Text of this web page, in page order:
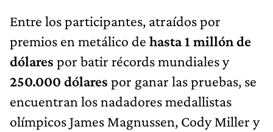
Entre los participantes, atraídos por
premios en metálico de hasta 1 millón de
dólares por batir récords mundiales y
250.000 dólares por ganar las pruebas, se
encuentran los nadadores medallistas
olímpicos James Magnussen, Cody Miller y